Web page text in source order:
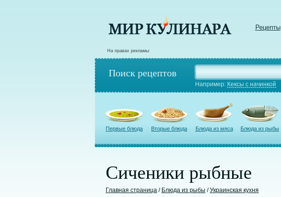
Рецепты
На правах рекламы:
Поиск рецептов
Например: Кексы с начинкой
Первые блюда Вторые блюда Блюда из мяса Блюда из рыбы
Сиченики рыбные
Главная страница / Блюда из рыбы /Украинская кухня